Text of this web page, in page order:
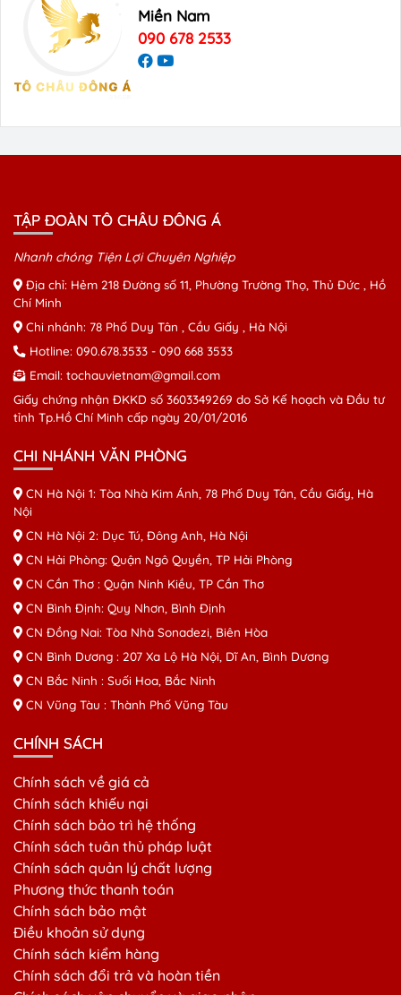
Miền Nam
090 678 2533
TẬP ĐOÀN TÔ CHÂU ĐÔNG Á
Nhanh chóng Tiện Lợi Chuyên Nghiệp
Địa chỉ: Hẻm 218 Đường số 11, Phường Trường Thọ, Thủ Đức , Hồ
Chí Minh
Chi nhánh: 78 Phố Duy Tân , Cầu Giấy , Hà Nội
Hotline: 090.678.3533 - 090 668 3533
Email: tochauvietnam@gmail.com
Giấy chứng nhận ĐKKD số 3603349269 do Sở Kế hoạch và Đầu tư
tỉnh Tp.Hồ Chí Minh cấp ngày 20/01/2016
CHI NHÁNH VĂN PHÒNG
CN Hà Nội 1: Tòa Nhà Kim Ánh, 78 Phố Duy Tân, Cầu Giấy, Hà
Nội
CN Hà Nội 2: Dục Tú, Đông Anh, Hà Nội
CN Hải Phòng: Quận Ngô Quyền, TP Hải Phòng
CN Cần Thơ : Quận Ninh Kiều, TP Cần Thơ
CN Bình Định: Quy Nhơn, Bình Định
CN Đồng Nai: Tòa Nhà Sonadezi, Biên Hòa
CN Bình Dương : 207 Xa Lộ Hà Nội, Dĩ An, Bình Dương
CN Bắc Ninh : Suối Hoa, Bắc Ninh
CN Vũng Tàu : Thành Phố Vũng Tàu
CHÍNH SÁCH
Chính sách về giá cả
Chính sách khiếu nại
Chính sách bảo trì hệ thống
Chính sách tuân thủ pháp luật
Chính sách quản lý chất lượng
Phương thức thanh toán
Chính sách bảo mật
Điều khoản sử dụng
Chính sách kiểm hàng
Chính sách đổi trả và hoàn tiền